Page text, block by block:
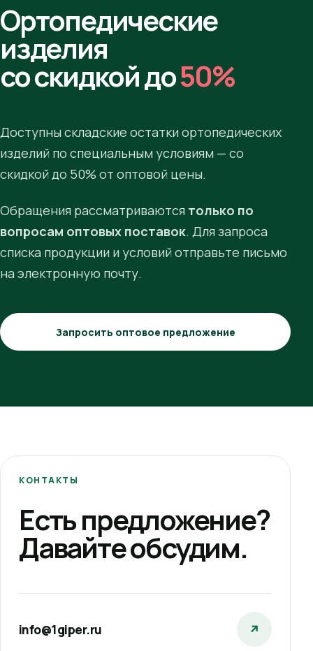
Ортопедические
изделия
со скидкой до50%
Доступны складские остатки ортопедических
изделий по специальным условиям — со
скидкой до 50% от оптовой цены.
Обращения рассматриваются только по
вопросам оптовых поставок. Для запроса
списка продукции и условий отправьте письмо
на электронную почту.
Запросить оптовое предложение
КОНТАКТЫ
Есть предложение?
Давайте обсудим.
info@1giper.ru ↗